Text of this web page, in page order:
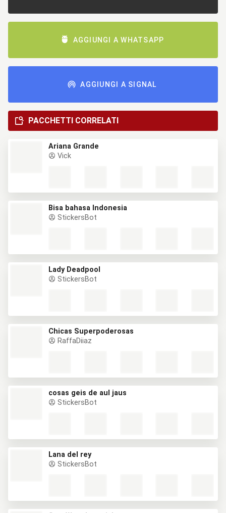
AGGIUNGI A WHATSAPP
AGGIUNGI A SIGNAL
PACCHETTI CORRELATI
Ariana Grande
Vick
Bisa bahasa Indonesia
StickersBot
Lady Deadpool
StickersBot
Chicas Superpoderosas
RaffaDiiaz
cosas geis de aul jaus
StickersBot
Lana del rey
StickersBot